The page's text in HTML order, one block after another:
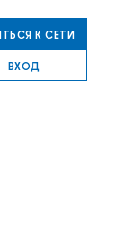
К СЕТИ
ВХОД